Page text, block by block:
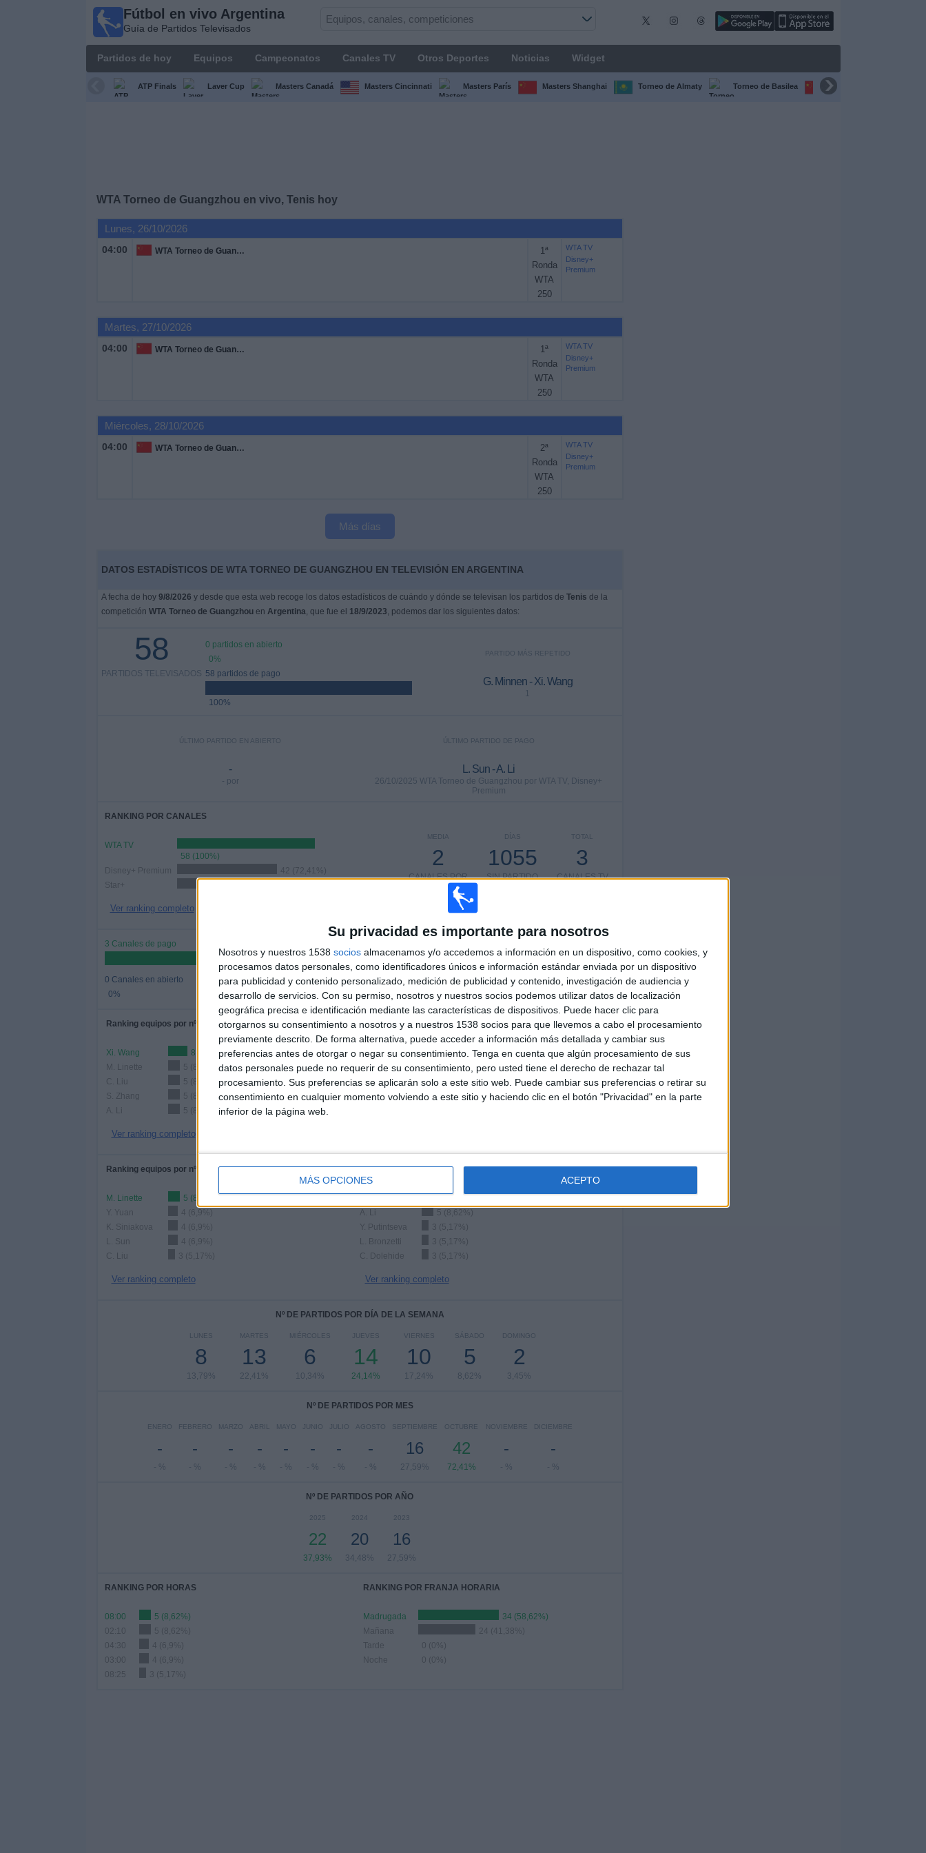
Su privacidad es importante para nosotros
Nosotros y nuestros 1538 socios almacenamos y/o accedemos a información en un dispositivo, como cookies, y
procesamos datos personales, como identificadores únicos e información estándar enviada por un dispositivo
para publicidad y contenido personalizado, medición de publicidad y contenido, investigación de audiencia y
desarrollo de servicios. Con su permiso, nosotros y nuestros socios podemos utilizar datos de localización
geográfica precisa e identificación mediante las características de dispositivos. Puede hacer clic para
otorgarnos su consentimiento a nosotros y a nuestros 1538 socios para que llevemos a cabo el procesamiento
previamente descrito. De forma alternativa, puede acceder a información más detallada y cambiar sus
preferencias antes de otorgar o negar su consentimiento. Tenga en cuenta que algún procesamiento de sus
datos personales puede no requerir de su consentimiento, pero usted tiene el derecho de rechazar tal
procesamiento. Sus preferencias se aplicarán solo a este sitio web. Puede cambiar sus preferencias o retirar su
consentimiento en cualquier momento volviendo a este sitio y haciendo clic en el botón "Privacidad" en la parte
inferior de la página web.
MÁS OPCIONES ACEPTO
Fútbol en vivo Argentina
Guía de Partidos Televisados
Partidos de hoy Equipos Campeonatos Canales TV Otros Deportes Noticias Widget
ATP Finals Laver Cup Masters Canadá Masters Cincinnati Masters París Masters Shanghai Torneo de Almaty Torneo de Basilea Torneo de Chengdú
WTA Torneo de Guangzhou en vivo, Tenis hoy
Lunes, 26/10/2026
04:00 WTA Torneo de Guangzhou
1ª
Ronda
WTA
250
WTA TV
Disney+
Premium
Martes, 27/10/2026
04:00 WTA Torneo de Guangzhou
1ª
Ronda
WTA
250
WTA TV
Disney+
Premium
Miércoles, 28/10/2026
04:00 WTA Torneo de Guangzhou
2ª
Ronda
WTA
250
WTA TV
Disney+
Premium
Más días
DATOS ESTADÍSTICOS DE WTA TORNEO DE GUANGZHOU EN TELEVISIÓN EN ARGENTINA
A fecha de hoy 9/8/2026 y desde que esta web recoge los datos estadísticos de cuándo y dónde se televisan los partidos de Tenis de la
competición WTA Torneo de Guangzhouen Argentina, que fue el 18/9/2023, podemos dar los siguientes datos:
58
PARTIDOS TELEVISADOS
0 partidos en abierto
0%
58 partidos de pago
100%
PARTIDO MÁS REPETIDO
G. Minnen - Xi. Wang
1
ÚLTIMO PARTIDO EN ABIERTO
-
- por
ÚLTIMO PARTIDO DE PAGO
L. Sun - A. Li
26/10/2025 WTA Torneo de Guangzhou por WTA TV, Disney+
Premium
RANKING POR CANALES
WTA TV
58 (100%)
Disney+ Premium
42 (72,41%)
Star+
Ver ranking completo
TOTAL
3
CANALES TV
DÍAS
1055
SIN PARTIDO
MEDIA
2
CANALES POR
PARTIDO
3 Canales de pago
100%
0 Canales en abierto
0%
TOTAL
3
CANALES
TOTAL
54
Total equipos
Ranking equipos por nº de partidos
Xi. Wang
8 (13,79%)
M. Linette
5 (8,62%)
C. Liu
5 (8,62%)
S. Zhang
5 (8,62%)
A. Li
5 (8,62%)
Ver ranking completo
Ranking equipos por nº de partidos en abierto
Ver ranking completo
Ranking equipos por nº de partidos Local
M. Linette
5 (8,62%)
Y. Yuan
4 (6,9%)
K. Siniakova
4 (6,9%)
L. Sun
4 (6,9%)
C. Liu
3 (5,17%)
Ver ranking completo
Ranking equipos por nº de partidos Visitante
A. Li
5 (8,62%)
Y. Putintseva
3 (5,17%)
L. Bronzetti
3 (5,17%)
C. Dolehide
3 (5,17%)
Ver ranking completo
Nº DE PARTIDOS POR DÍA DE LA SEMANA
LUNES
8
13,79%
MARTES
13
22,41%
MIÉRCOLES
6
10,34%
JUEVES
14
24,14%
VIERNES
10
17,24%
SÁBADO
5
8,62%
DOMINGO
2
3,45%
Nº DE PARTIDOS POR MES
ENERO
-
- %
FEBRERO
-
- %
MARZO
-
- %
ABRIL
-
- %
MAYO
-
- %
JUNIO
-
- %
JULIO
-
- %
AGOSTO
-
- %
SEPTIEMBRE
16
27,59%
OCTUBRE
42
72,41%
NOVIEMBRE
-
- %
DICIEMBRE
-
- %
Nº DE PARTIDOS POR AÑO
2025
22
37,93%
2024
20
34,48%
2023
16
27,59%
RANKING POR HORAS
08:00
5 (8,62%)
02:10
5 (8,62%)
04:30
4 (6,9%)
03:00
4 (6,9%)
08:25
3 (5,17%)
RANKING POR FRANJA HORARIA
Madrugada
34 (58,62%)
Mañana
24 (41,38%)
Tarde
0 (0%)
Noche
0 (0%)
Fútbol en
Argentina